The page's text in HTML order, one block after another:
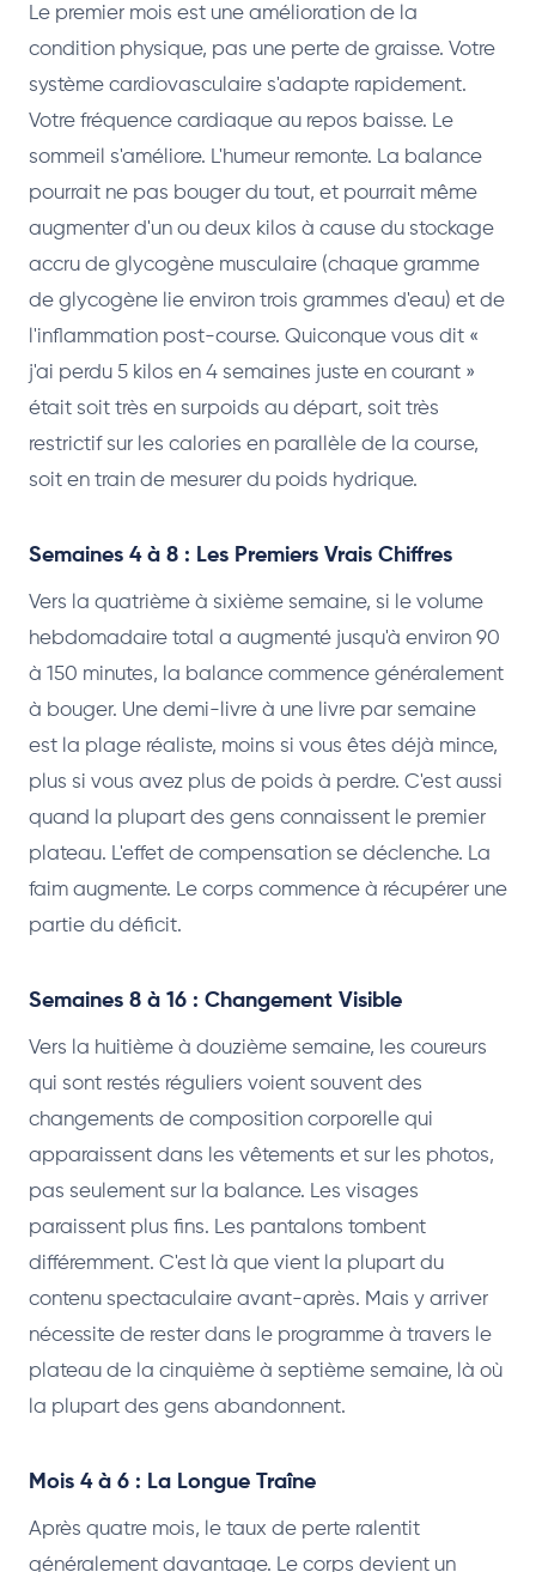
Le premier mois est une amélioration de la
condition physique, pas une perte de graisse. Votre
système cardiovasculaire s'adapte rapidement.
Votre fréquence cardiaque au repos baisse. Le
sommeil s'améliore. L'humeur remonte. La balance
pourrait ne pas bouger du tout, et pourrait même
augmenter d'un ou deux kilos à cause du stockage
accru de glycogène musculaire (chaque gramme
de glycogène lie environ trois grammes d'eau) et de
l'inflammation post-course. Quiconque vous dit «
j'ai perdu 5 kilos en 4 semaines juste en courant »
était soit très en surpoids au départ, soit très
restrictif sur les calories en parallèle de la course,
soit en train de mesurer du poids hydrique.
Semaines 4 à 8 : Les Premiers Vrais Chiffres
Vers la quatrième à sixième semaine, si le volume
hebdomadaire total a augmenté jusqu'à environ 90
à 150 minutes, la balance commence généralement
à bouger. Une demi-livre à une livre par semaine
est la plage réaliste, moins si vous êtes déjà mince,
plus si vous avez plus de poids à perdre. C'est aussi
quand la plupart des gens connaissent le premier
plateau. L'effet de compensation se déclenche. La
faim augmente. Le corps commence à récupérer une
partie du déficit.
Semaines 8 à 16 : Changement Visible
Vers la huitième à douzième semaine, les coureurs
qui sont restés réguliers voient souvent des
changements de composition corporelle qui
apparaissent dans les vêtements et sur les photos,
pas seulement sur la balance. Les visages
paraissent plus fins. Les pantalons tombent
différemment. C'est là que vient la plupart du
contenu spectaculaire avant-après. Mais y arriver
nécessite de rester dans le programme à travers le
plateau de la cinquième à septième semaine, là où
la plupart des gens abandonnent.
Mois 4 à 6 : La Longue Traîne
Après quatre mois, le taux de perte ralentit
généralement davantage. Le corps devient un